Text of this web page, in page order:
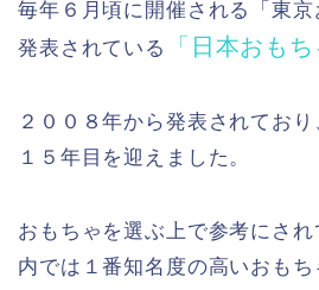
毎年６月頃に開催される「東
発表されている
「日本おもち
２００８年から発表されてお
１５年目を迎えました。
おもちゃを選ぶ上で参考にさ
内では１番知名度の高いおもち